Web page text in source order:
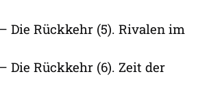
Die Rückkehr (5). Rivalen im
Die Rückkehr (6). Zeit der